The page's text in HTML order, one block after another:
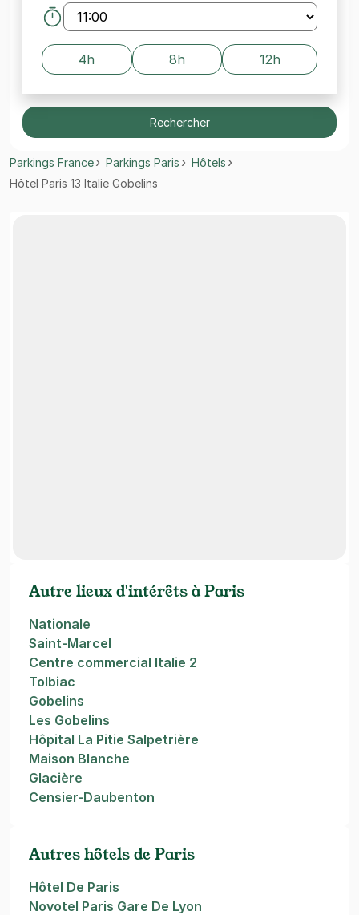
4h 8h 12h
Rechercher
Parkings France Parkings Paris
Hôtels
Hôtel Paris 13 Italie Gobelins
Autre lieux d'intérêts à Paris
Nationale
Saint-Marcel
Centre commercial Italie 2
Tolbiac
Gobelins
Les Gobelins
Hôpital La Pitie Salpetrière
Maison Blanche
Glacière
Censier-Daubenton
Autres hôtels de Paris
Hôtel De Paris
Novotel Paris Gare De Lyon